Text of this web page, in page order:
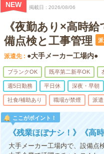
NEW 掲載日 2026/08/06
《夜勤あり×高時
備点検と工事管理
派遣先 ●大手メーカー工場内●
ブランクOK 既卒第二新卒OK
週5日勤務 平日休 深夜・早朝
社食/補助あり 職場が禁煙 派遣
ここがポイント！
《残業ほぼナシ！》《高
大手メーカー工場内で、設備点